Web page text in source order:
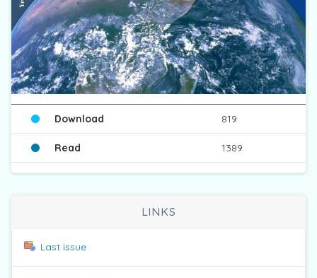
Download 819
Read 1389
LINKS
Last issue